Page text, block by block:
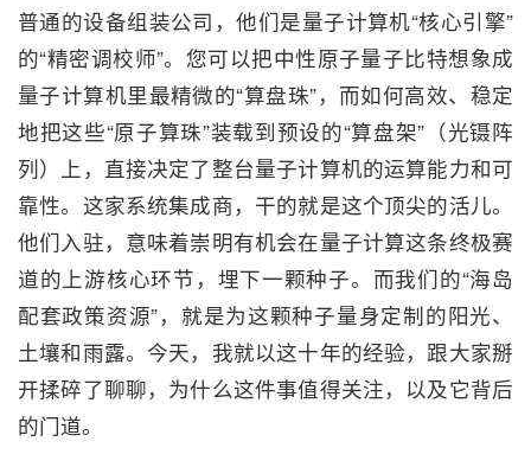
普通的设备组装公司，他们是量子计算机“核心引擎”
的“精密调校师”。您可以把中性原子量子比特想象成
量子计算机里最精微的“算盘珠”，而如何高效、稳定
地把这些“原子算珠”装载到预设的“算盘架”（光镊阵
列）上，直接决定了整台量子计算机的运算能力和可
靠性。这家系统集成商，干的就是这个顶尖的活儿。
他们入驻，意味着崇明有机会在量子计算这条终极赛
道的上游核心环节，埋下一颗种子。而我们的“海岛
配套政策资源”，就是为这颗种子量身定制的阳光、
土壤和雨露。今天，我就以这十年的经验，跟大家掰
开揉碎了聊聊，为什么这件事值得关注，以及它背后
的门道。